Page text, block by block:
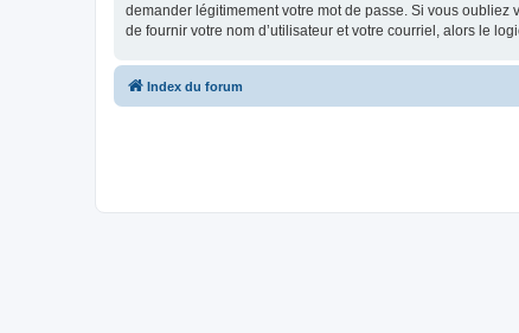
demander légitimement votre mot de passe. Si vous
de fournir votre nom d’utilisateur et votre courriel, alors le
Index du forum